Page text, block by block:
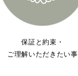
保証と約束・
ご理解いただきたい事